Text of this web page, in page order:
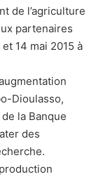
de l’agriculture
partenaires
14 mai 2015 à
Dioulasso,
la Banque
des